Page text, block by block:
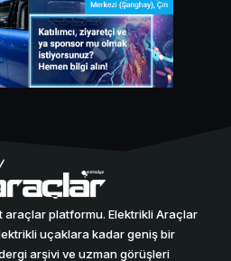
araçlar platformu. Elektrikli Araçlar
uçaklara kadar geniş bir
arşivi ve uzman görüşleri